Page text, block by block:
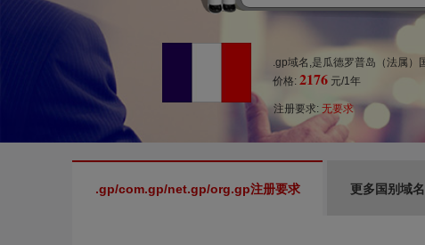
.gp域名,是瓜德罗普岛（法属）
价格: 2176 元/1年
注册要求: 无要求
.gp/com.gp/net.gp/org.gp注册要求 更多国别域名